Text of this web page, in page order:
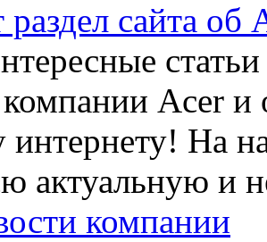
раздел сайта об
Acer и
интернету! На
актуальную
компании